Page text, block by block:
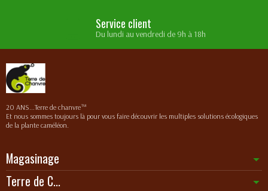
Service client
Du lundi au vendredi de 9h à 18h
20 ANS...Terre de chanvre™
Et nous sommes toujours là pour vous faire découvrir les multiples solutions écologiques
de la plante caméléon.
Magasinage
Terre de C...